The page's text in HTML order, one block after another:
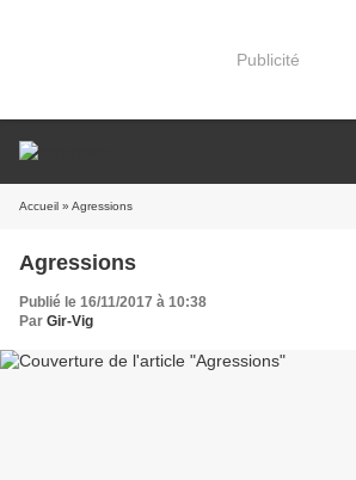
Publicité
Accueil » Agressions
Agressions
Publié le 16/11/2017 à 10:38
Par Gir-Vig